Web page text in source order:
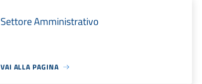
Settore Amministrativo
VAI ALLA PAGINA